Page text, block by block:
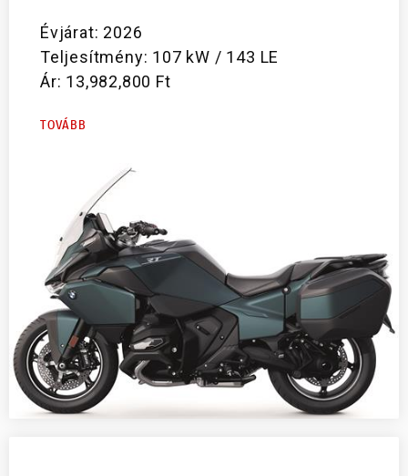
Évjárat: 2026
Teljesítmény: 107 kW / 143 LE
Ár: 13,982,800 Ft
TOVÁBB